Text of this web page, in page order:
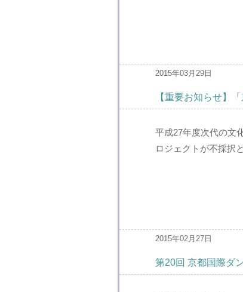
2015年03月29日
【重要お知らせ】
平成27年度次代の文
ロジェクトが不採択
2015年02月27日
第20回 京都国際ダ